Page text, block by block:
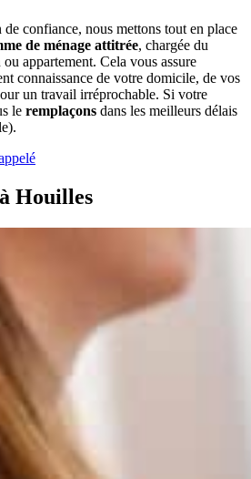
confiance, nous mettons tout en place
de ménage attitrée, chargée du
appartement. Cela vous assure
connaissance de votre domicile, de vos
un travail irréprochable. Si votre
le remplaçons dans les meilleurs délais
Houilles